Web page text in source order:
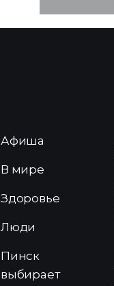
Афиша
В мире
Здоровье
Люди
Пинск
выбирает